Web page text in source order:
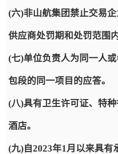
(六)非山航集团禁止交易
供应商处罚期和处罚范围
(七)单位负责人为同一人
包段的同一项目的应答。
(八)具有卫生许可证、特
酒店。
(九)自2023年1月以来具